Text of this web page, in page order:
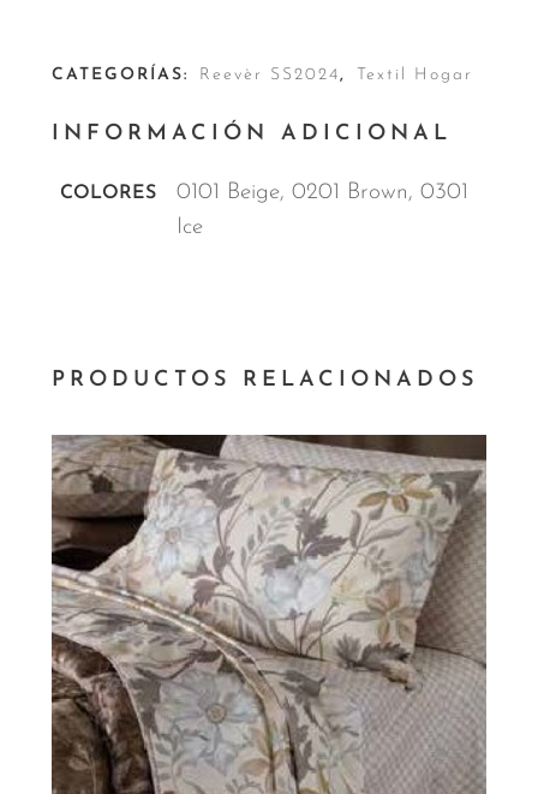
CATEGORÍAS: Reevèr SS2024, Textil Hogar
INFORMACIÓN ADICIONAL
COLORES
0101 Beige, 0201 Brown, 0301
Ice
PRODUCTOS RELACIONADOS